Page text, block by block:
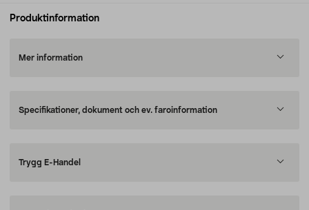
Produktinformation
Mer information
Specifikationer, dokument och ev. faroinformation
Trygg E-Handel